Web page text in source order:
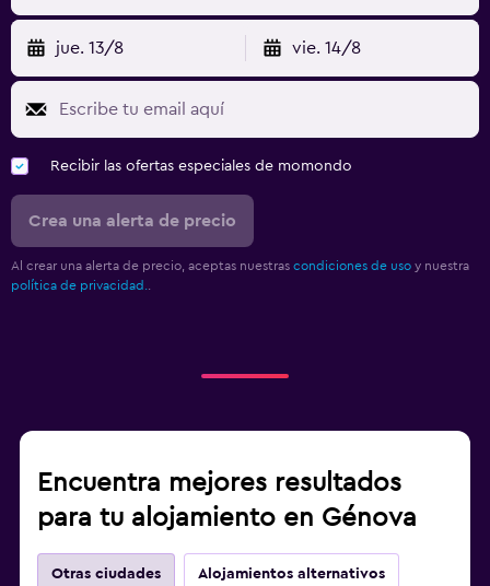
jue. 13/8 vie. 14/8
Recibir las ofertas especiales de momondo
Crea una alerta de precio
Al crear una alerta de precio, aceptas nuestras condiciones de uso y nuestra
política de privacidad.
Encuentra mejores resultados
para tu alojamiento en Génova
Otras ciudades Alojamientos alternativos